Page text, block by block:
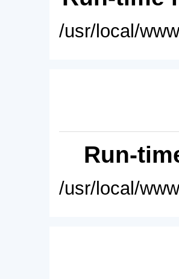
/usr/local/
Run-
/usr/local/